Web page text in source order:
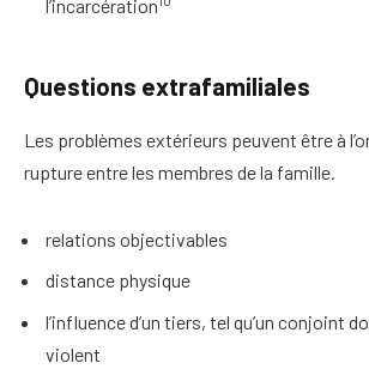
l’incarcération
Questions extrafamiliales
Les problèmes extérieurs peuvent être à
rupture entre les membres de la famille.
relations objectivables
distance physique
l’influence d’un tiers, tel qu’un conjoint
violent